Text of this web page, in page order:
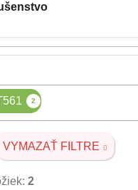
2
VYMAZAŤ FILTRE
2